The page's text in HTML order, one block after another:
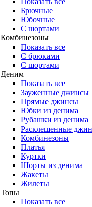
Брючные
Юбочные
С шортами
Комбинезоны
Показать все
С брюками
С шортами
Деним
Показать все
Зауженные джинсы
Прямые джинсы
Юбки из денима
Рубашки из денима
Расклешенные
Комбинезоны
Платья
Куртки
Шорты из денима
Жакеты
Жилеты
Топы
Показать все